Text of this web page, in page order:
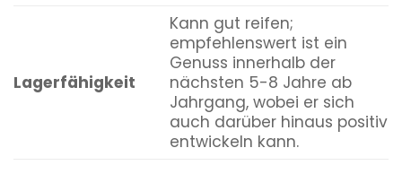
Lagerfähigkeit
Kann gut reifen;
empfehlenswert ist ein
Genuss innerhalb der
nächsten 5-8 Jahre ab
Jahrgang, wobei er sich
auch darüber hinaus positiv
entwickeln kann.